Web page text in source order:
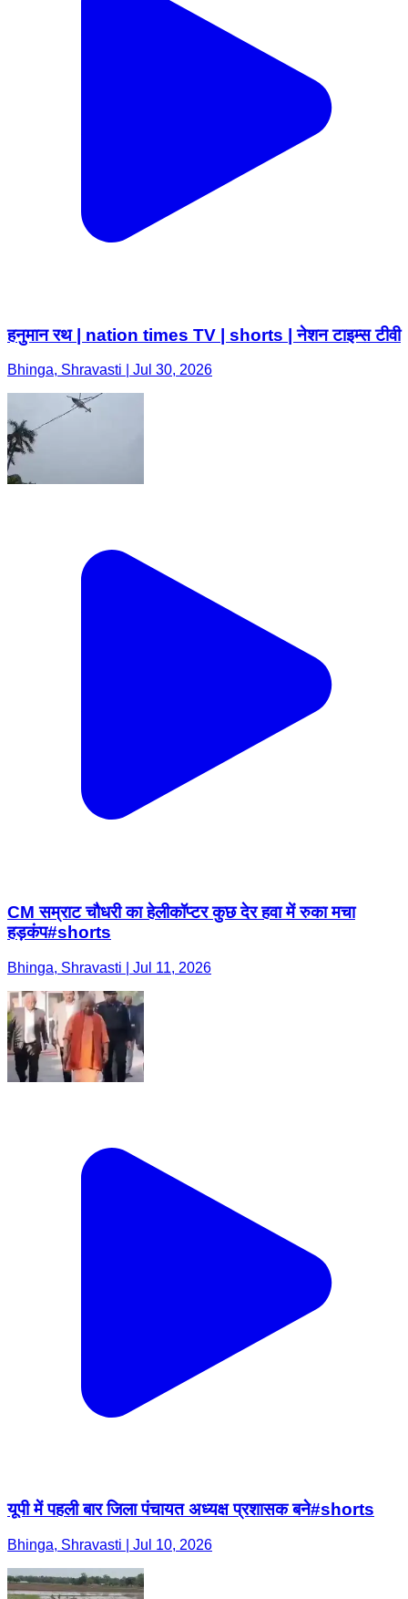
हनुमान रथ | nation times TV | shorts | नेशन टाइम्स टीवी
Bhinga, Shravasti | Jul 30, 2026
CM सम्राट चौधरी का हेलीकॉप्टर कुछ देर हवा में रुका मचा
हड़कंप#shorts
Bhinga, Shravasti | Jul 11, 2026
यूपी में पहली बार जिला पंचायत अध्यक्ष प्रशासक बने#shorts
Bhinga, Shravasti | Jul 10, 2026